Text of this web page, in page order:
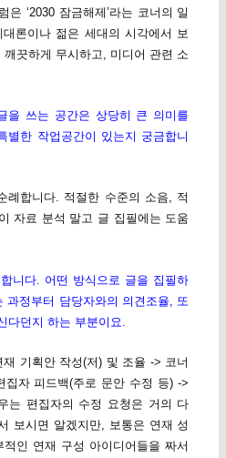
은 ‘2030 잠금해제’라는 코너의 일
론이나 젊은 세대의 시각에서 보
끗하게 무시하고, 미디어 관련 소
을 쓰는 공간은 상당히 큰 의미를
별한 작업공간이 있는지 궁금합니
례합니다. 적절한 수준의 소음, 적
자료 분석 말고 글 집필에는 도움
니다. 어떤 방식으로 글을 집필하
과정부터 담당자와의 의견조율, 또
다던지 하는 부분이요.
기획안 작성(저) 및 조율 -> 코너
자 피드백(주로 문안 수정 등) ->
는 편집자의 수정 요청은 거의 다
보시면 알겠지만, 보통은 연재 성
인 연재 구성 아이디어들을 짜서